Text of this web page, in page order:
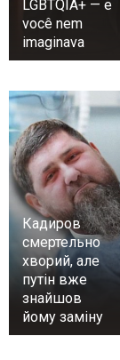
LGBTQIA+ — e
você nem
imaginava
Кадиров
смертельно
хворий, але
путін вже
знайшов
йому заміну